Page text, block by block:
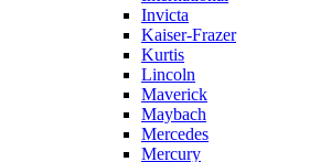
Invicta
Kaiser-Frazer
Kurtis
Lincoln
Maverick
Maybach
Mercedes
Mercury